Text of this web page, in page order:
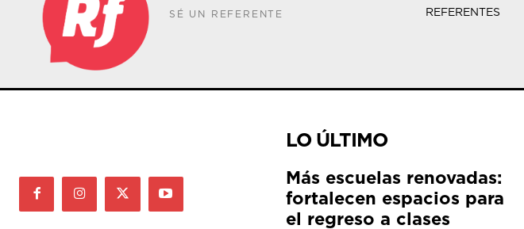
SÉ UN REFERENTE REFERENTES
LO ÚLTIMO
Más escuelas renovadas:
fortalecen espacios para
el regreso a clases